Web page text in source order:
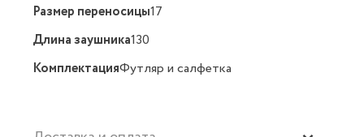
Размер переносицы17
Длина заушника130
КомплектацияФутляр и салфетка